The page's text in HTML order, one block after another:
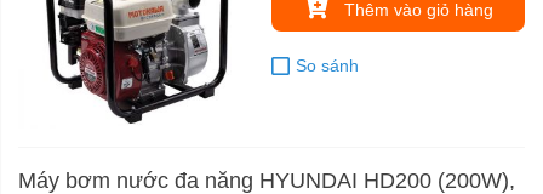
Thêm vào giỏ hàng
So sánh
Máy bơm nước đa năng HYUNDAI HD200 (200W),